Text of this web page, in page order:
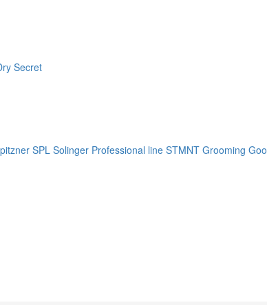
Secret
SPL Solinger Professional line STMNT Grooming